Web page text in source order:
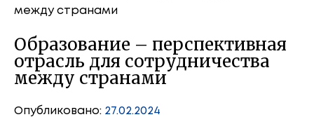
между странами
Образование – перспективная
отрасль для сотрудничества
между странами
Опубликовано: 27.02.2024